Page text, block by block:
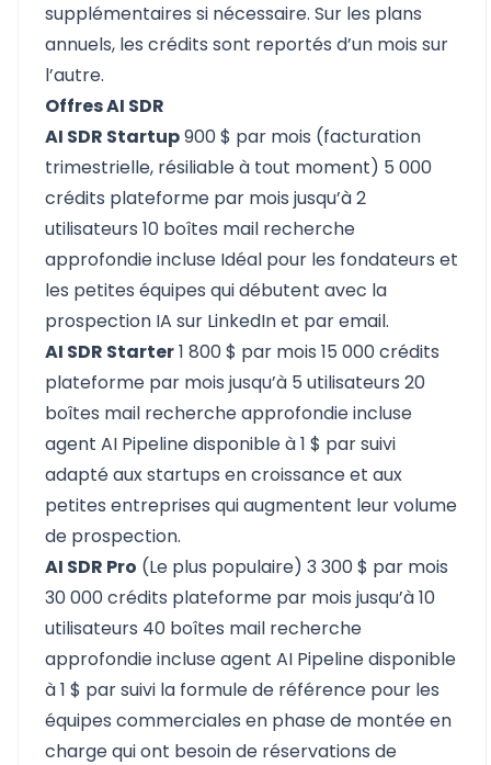
supplémentaires si nécessaire. Sur les plans
annuels, les crédits sont reportés d’un mois sur
l’autre.
Offres AI SDR
AI SDR Startup900 $ par mois (facturation
trimestrielle, résiliable à tout moment) 5 000
crédits plateforme par mois jusqu’à 2
utilisateurs 10 boîtes mail recherche
approfondie incluse Idéal pour les fondateurs et
les petites équipes qui débutent avec la
prospection IA sur LinkedIn et par email.
AI SDR Starter1 800 $ par mois 15 000 crédits
plateforme par mois jusqu’à 5 utilisateurs 20
boîtes mail recherche approfondie incluse
agent AI Pipeline disponible à 1 $ par suivi
adapté aux startups en croissance et aux
petites entreprises qui augmentent leur volume
de prospection.
AI SDR Pro (Le plus populaire) 3 300 $ par mois
30 000 crédits plateforme par mois jusqu’à 10
utilisateurs 40 boîtes mail recherche
approfondie incluse agent AI Pipeline disponible
à 1 $ par suivi la formule de référence pour les
équipes commerciales en phase de montée en
charge qui ont besoin de réservations de